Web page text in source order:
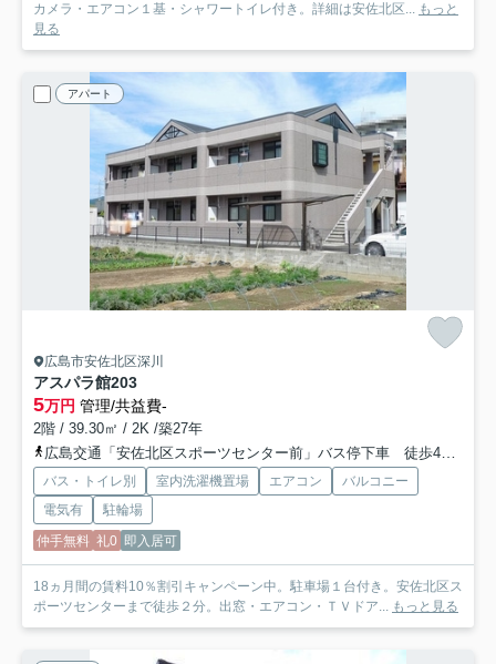
カメラ・エアコン１基・シャワートイレ付き。詳細は安佐北区... もっと
見る
アパート
広島市安佐北区深川
アスパラ館203
5万円 管理/共益費-
2階 / 39.30㎡ / 2K /築27年
広島交通「安佐北区スポーツセンター前」バス停下車 徒歩4分
バス・トイレ別 室内洗濯機置場 エアコン
バルコニー
電気有
駐輪場
仲手無料 礼0 即入居可
18ヵ月間の賃料10％割引キャンペーン中。駐車場１台付き。安佐北区ス
ポーツセンターまで徒歩２分。出窓・エアコン・ＴＶドア... もっと見る